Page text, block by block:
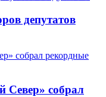
депутатов
Север» собрал